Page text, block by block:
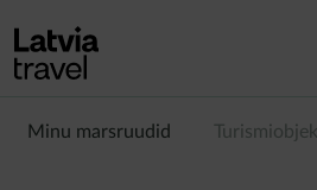
Minu marsruudid